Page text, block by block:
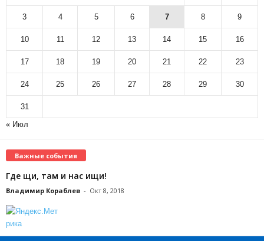
3 4 5 6 7 8 9
10 11 12 13 14 15 16
17 18 19 20 21 22 23
24 25 26 27 28 29 30
31
« Июл
Важные события
Где щи, там и нас ищи!
Владимир Кораблев - Окт 8, 2018